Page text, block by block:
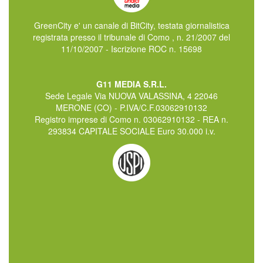
GreenCity e' un canale di BitCity, testata giornalistica
registrata presso il tribunale di Como , n. 21/2007 del
11/10/2007 - Iscrizione ROC n. 15698
G11 MEDIA S.R.L.
Sede Legale Via NUOVA VALASSINA, 4 22046
MERONE (CO) - P.IVA/C.F.03062910132
Registro imprese di Como n. 03062910132 - REA n.
293834 CAPITALE SOCIALE Euro 30.000 i.v.